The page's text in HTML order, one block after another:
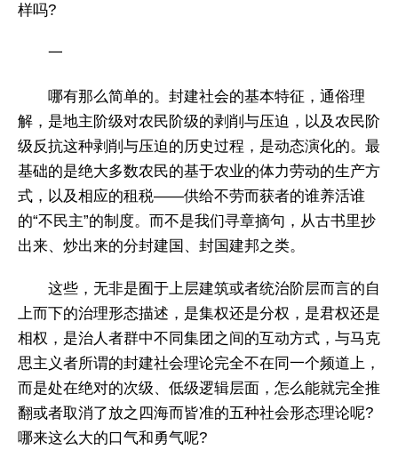
样吗?
一
哪有那么简单的。封建社会的基本特征，通俗理
解，是地主阶级对农民阶级的剥削与压迫，以及农民阶
级反抗这种剥削与压迫的历史过程，是动态演化的。最
基础的是绝大多数农民的基于农业的体力劳动的生产方
式，以及相应的租税——供给不劳而获者的谁养活谁
的“不民主”的制度。而不是我们寻章摘句，从古书里抄
出来、炒出来的分封建国、封国建邦之类。
这些，无非是囿于上层建筑或者统治阶层而言的自
上而下的治理形态描述，是集权还是分权，是君权还是
相权，是治人者群中不同集团之间的互动方式，与马克
思主义者所谓的封建社会理论完全不在同一个频道上，
而是处在绝对的次级、低级逻辑层面，怎么能就完全推
翻或者取消了放之四海而皆准的五种社会形态理论呢?
哪来这么大的口气和勇气呢?